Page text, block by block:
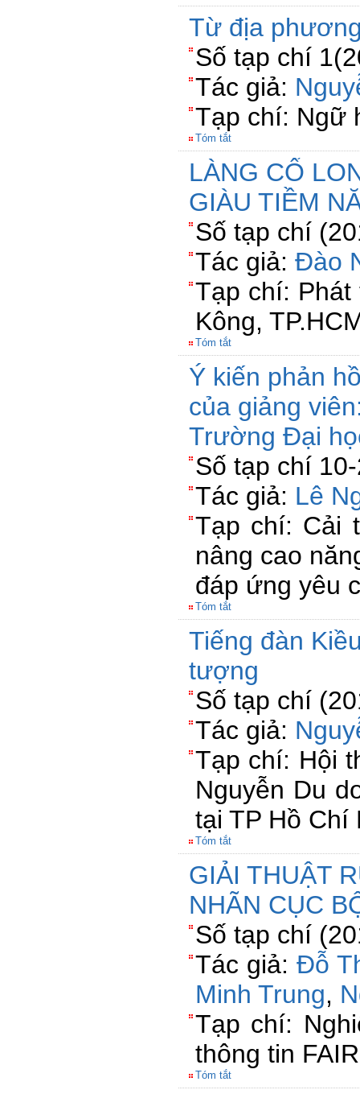
Từ địa
Số tạp chí
Tác giả:
Tạp chí: Ngữ
Tóm tắt
LÀNG CỔ
GIÀU TIỀM
Số tạp chí
Tác giả: Đào
Tạp chí: Phát
Kông,
Tóm tắt
Ý kiến phản
của giảng
Trường Đại
Số tạp chí
Tác giả: Lê
Tạp chí: Cải
nâng cao
đáp ứng yêu
Tóm tắt
Tiếng đàn
tượng
Số tạp chí
Tác giả:
Tạp chí: Hội
Nguyễn Du
tại TP Hồ Chí
Tóm tắt
GIẢI THUẬT
NHÃN CỤC
Số tạp chí
Tác giả: Đỗ
Minh Trung,
Tạp chí:
thông tin
Tóm tắt